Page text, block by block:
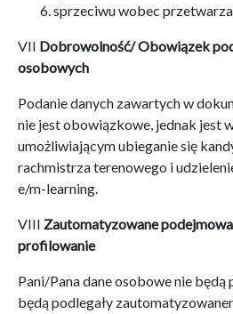
sprzeciwu wobec
VII Dobrowolność/ Obowiązek
osobowych
Podanie danych zawartych w
nie jest obowiązkowe, jednak jest
umożliwiającym ubieganie się
rachmistrza terenowego i
e/m-learning.
VIII Zautomatyzowane
profilowanie
Pani/Pana dane osobowe nie
będą podlegały